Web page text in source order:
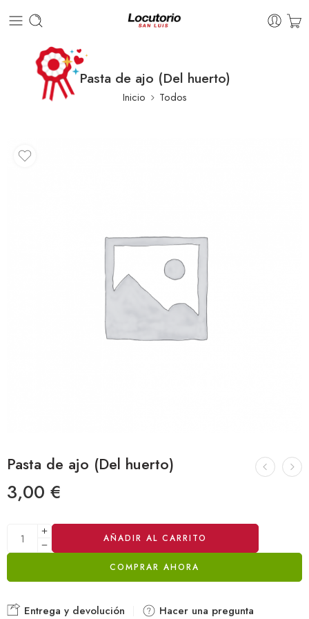
Pasta de ajo (Del huerto)
Inicio Todos
Pasta de ajo (Del huerto)
3,00 €
AÑADIR AL CARRITO
COMPRAR AHORA
Alternative:
Entrega y devolución Hacer una pregunta